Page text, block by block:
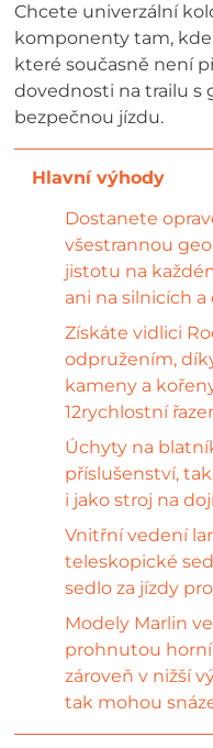
Chcete univerzální
komponenty tam, kde
které současně není
dovednosti na trailu s
bezpečnou jízdu.
Dostanete
všestrannou
jistotu na
ani na silnicích
Získáte vidlici
odpružením,
kameny a
12rychlostní
Úchyty na
příslušenství,
i jako stroj na
Vnitřní vedení
teleskopické
sedlo za jízdy
Modely Marlin
prohnutou
zároveň v nižší
tak mohou